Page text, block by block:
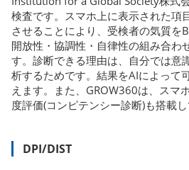
検査です。スマホ上に表示された項
させることにより、受検者の気質を
開放性・協調性・自律性の組み合わ
す。診断できる理由は、自分では意
析するためです。結果をAIによって
えます。また、GROW360は、スマ
度評価(コンピテンシー診断)も搭載し
DPI/DIST